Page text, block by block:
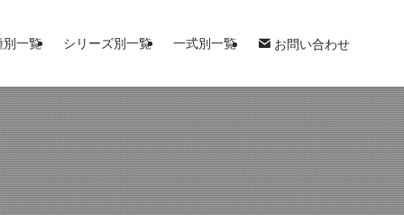
別一覧 シリーズ別一覧 一式別一覧 お問い合わせ